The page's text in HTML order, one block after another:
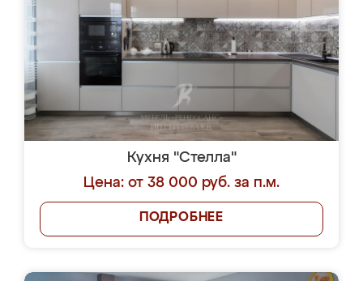
Кухня "Стелла"
Цена: от 38 000 руб. за п.м.
ПОДРОБНЕЕ